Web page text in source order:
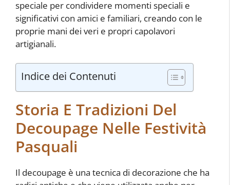
speciale per condividere momenti speciali e
significativi con amici e familiari, creando con le
proprie mani dei veri e propri capolavori
artigianali.
Indice dei Contenuti
Storia E Tradizioni Del
Decoupage Nelle Festività
Pasquali
Il decoupage è una tecnica di decorazione che ha